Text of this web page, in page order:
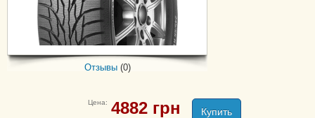
Отзывы (0)
Цена: 4882 грн Купить